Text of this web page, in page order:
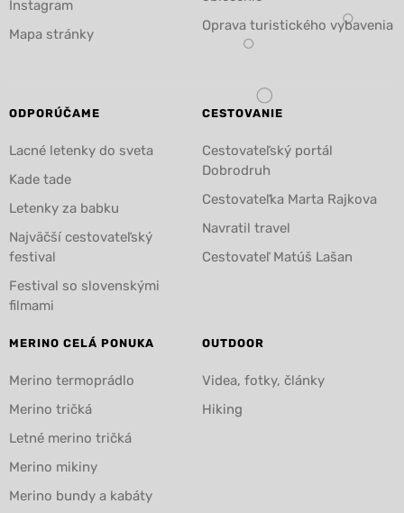
Instagram
Mapa stránky
Oprava turistického vybavenia
ODPORÚČAME
Lacné letenky do sveta
Kade tade
Letenky za babku
Najväčší cestovateľský
festival
Festival so slovenskými
filmami
CESTOVANIE
Cestovateľský portál
Dobrodruh
Cestovateľka Marta Rajkova
Navratil travel
Cestovateľ Matúš Lašan
MERINO CELÁ PONUKA
Merino termoprádlo
Merino tričká
Letné merino tričká
Merino mikiny
Merino bundy a kabáty
OUTDOOR
Videa, fotky, články
Hiking